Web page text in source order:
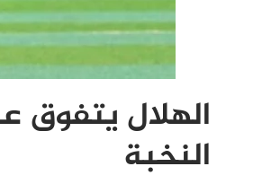
الهلال يتفوق
النخبة